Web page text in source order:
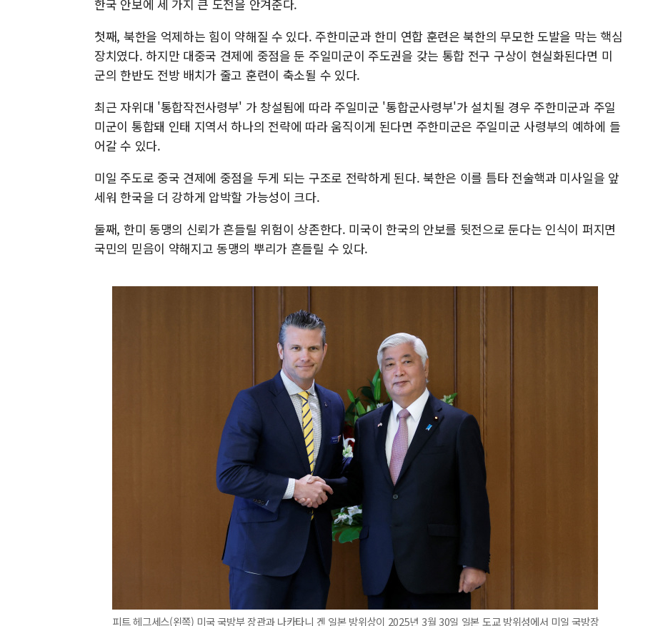
한국 안보에 세 가지 큰 도전을 안겨준다.
첫째, 북한을 억제하는 힘이 약해질 수 있다. 주한미군과 한미 연합 훈련은 북한의 무모한 도발을 막는 핵심
장치였다. 하지만 대중국 견제에 중점을 둔 주일미군이 주도권을 갖는 통합 전구 구상이 현실화된다면 미
군의 한반도 전방 배치가 줄고 훈련이 축소될 수 있다.
최근 자위대 '통합작전사령부' 가 창설됨에 따라 주일미군 '통합군사령부'가 설치될 경우 주한미군과 주일
미군이 통합돼 인태 지역서 하나의 전략에 따라 움직이게 된다면 주한미군은 주일미군 사령부의 예하에 들
어갈 수 있다.
미일 주도로 중국 견제에 중점을 두게 되는 구조로 전락하게 된다. 북한은 이를 틈타 전술핵과 미사일을 앞
세워 한국을 더 강하게 압박할 가능성이 크다.
둘째, 한미 동맹의 신뢰가 흔들릴 위험이 상존한다. 미국이 한국의 안보를 뒷전으로 둔다는 인식이 퍼지면
국민의 믿음이 약해지고 동맹의 뿌리가 흔들릴 수 있다.
피트 헤그세스(왼쪽) 미국 국방부 장관과 나카타니 겐 일본 방위상이 2025년 3월 30일 일본 도교 방위성에서 미일 국방장